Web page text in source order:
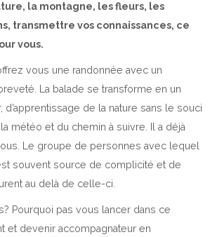
la montagne, les fleurs, les
transmettre vos connaissances, ce
vous.
vous une randonnée avec un
La balade se transforme en un
d’apprentissage de la nature sans le souci
météo et du chemin à suivre. Il a déjà
Le groupe de personnes avec lequel
souvent source de complicité et de
au delà de celle-ci.
Pourquoi pas vous lancer dans ce
et devenir accompagnateur en